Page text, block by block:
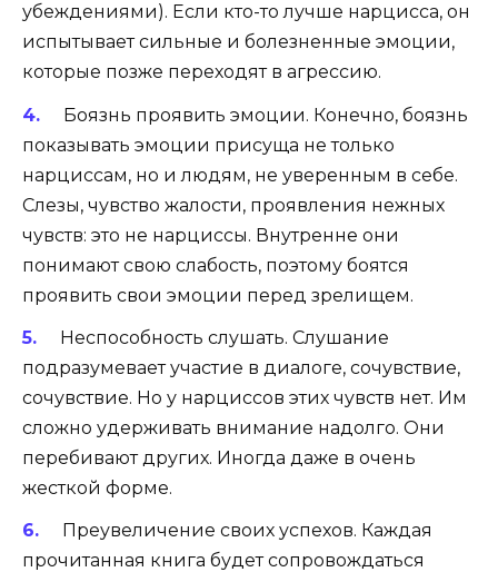
убеждениями). Если кто-то лучше нарцисса, он
испытывает сильные и болезненные эмоции,
которые позже переходят в агрессию.
Боязнь проявить эмоции. Конечно, боязнь
показывать эмоции присуща не только
нарциссам, но и людям, не уверенным в себе.
Слезы, чувство жалости, проявления нежных
чувств: это не нарциссы. Внутренне они
понимают свою слабость, поэтому боятся
проявить свои эмоции перед зрелищем.
Неспособность слушать. Слушание
подразумевает участие в диалоге, сочувствие,
сочувствие. Но у нарциссов этих чувств нет. Им
сложно удерживать внимание надолго. Они
перебивают других. Иногда даже в очень
жесткой форме.
Преувеличение своих успехов. Каждая
прочитанная книга будет сопровождаться